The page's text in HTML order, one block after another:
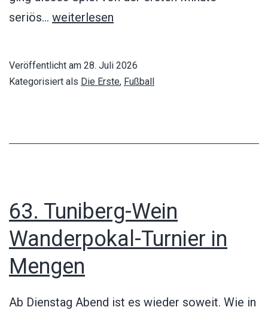
seriös… FC
SV
weiterlesen
Veröffentlicht am 28. Juli 2026
Kategorisiert als Die Erste, Fußball
63. Tuniberg-Wein
Wanderpokal-Turnier in
Mengen
Ab Dienstag Abend ist es wieder soweit. Wie in